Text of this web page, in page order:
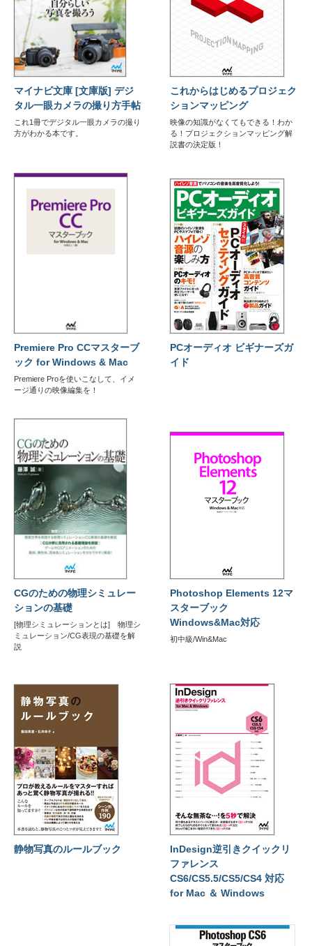
マイナビ文庫 [文庫版] デジ
タル一眼カメラの撮り方手帖
これ1冊でデジタル一眼カメラの撮り
方がわかる本です。
これからはじめるプロジェク
ションマッピング
映像の知識がなくてもできる！わか
る！プロジェクションマッピング解
説書の決定版！
Premiere Pro CCマスターブ
ック for Windows & Mac
Premiere Proを使いこなして、イメ
ージ通りの映像編集を！
PCオーディオ ビギナーズガ
イド
CGのための物理シミュレー
ションの基礎
[物理シミュレーションとは] 物理シ
ミュレーション/CG表現の基礎を解
説
Photoshop Elements 12マ
スターブック
Windows&Mac対応
初中級/Win&Mac
静物写真のルールブック
InDesign逆引きクイックリ
ファレンス
CS6/CS5.5/CS5/CS4 対応
for Mac ＆ Windows